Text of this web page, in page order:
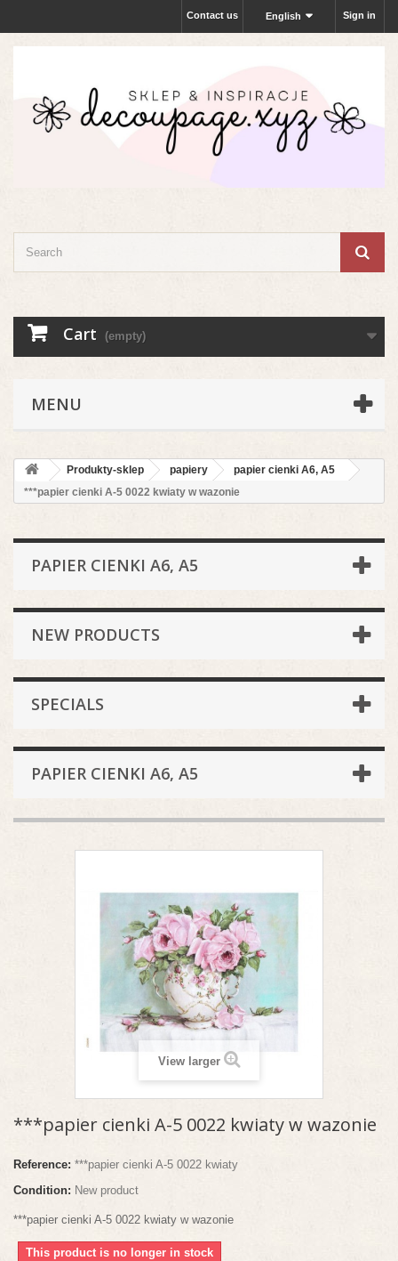
Sign in
English
Contact us
Cart (empty)
MENU
Produkty-sklep papiery
papier cienki A6, A5
***papier cienki A-5 0022 kwiaty w wazonie
PAPIER CIENKI A6, A5
NEW PRODUCTS
SPECIALS
PAPIER CIENKI A6, A5
View larger
***papier cienki A-5 0022 kwiaty w wazonie
Reference: ***papier cienki A-5 0022 kwiaty
Condition: New product
***papier cienki A-5 0022 kwiaty w wazonie
This product is no longer in stock